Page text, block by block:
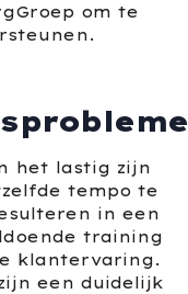
om te
het lastig zijn
tempo te
in een
training
klantervaring.
een duidelijk